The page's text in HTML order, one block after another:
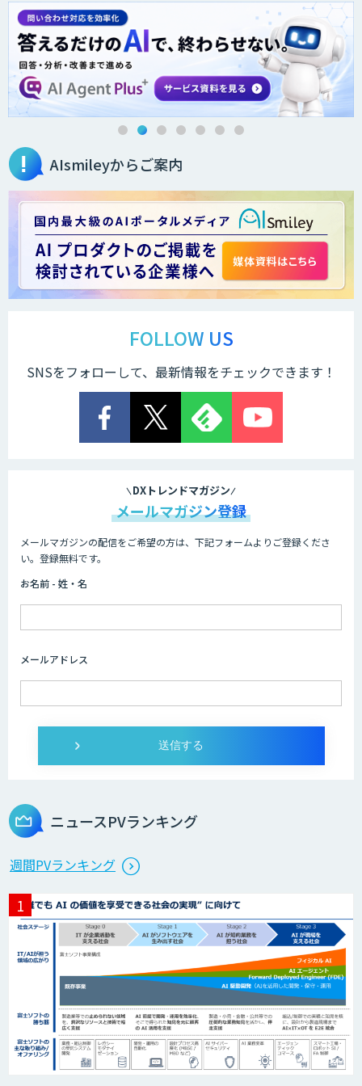
ローカルLLM×RAG「Cosnex」
DXセカンドオピニオン
生成AI活用コンサルティング
法人向け生成AIソリューション（受託開
発/PoC&コンサル）
AI 受託開発・導入支援
ライフサイエンスDX/AIソリューション
IMACEL
AIsmileyからご案内
FOLLOW US
SNSをフォローして、最新情報をチェックできます！
DXトレンドマガジン
メールマガジン登録
メールマガジンの配信をご希望の方は、下記フォームよりご登録くださ
い。登録無料です。
お名前 - 姓・名
メールアドレス
ニュースPVランキング
週間PVランキング